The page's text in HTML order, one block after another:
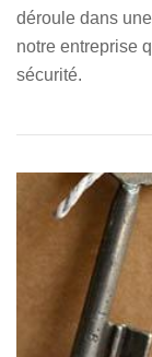
déroule dans
notre entreprise
sécurité.